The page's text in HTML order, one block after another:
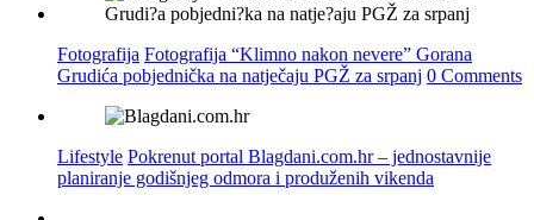
Fotografija Fotografija “Klimno nakon nevere” Gorana
Grudića pobjednička na natječaju PGŽ za srpanj 0 Comments
Lifestyle Pokrenut portal Blagdani.com.hr – jednostavnije
planiranje godišnjeg odmora i produženih vikenda